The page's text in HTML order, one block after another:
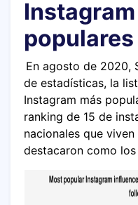
En agosto de 2020,
de estadísticas, la
Instagram más
ranking de 15 de
nacionales que
destacaron como